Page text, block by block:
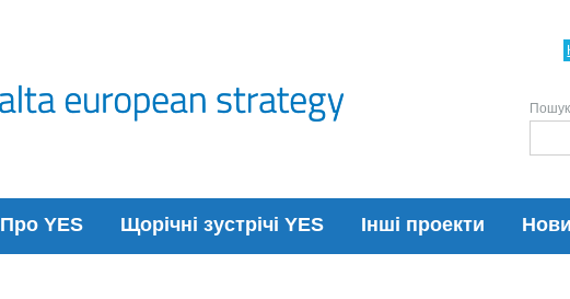
Про YES Щорічні зустрічі YES Інші проекти
Пошук